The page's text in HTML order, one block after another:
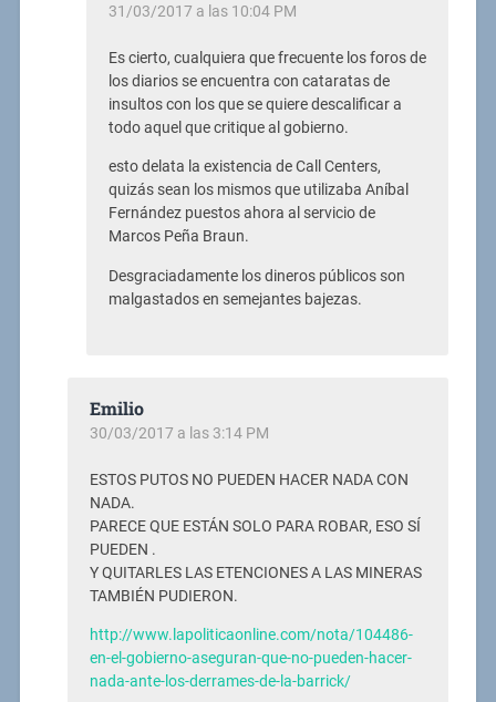
31/03/2017 a las 10:04 PM
Es cierto, cualquiera que frecuente los foros de
los diarios se encuentra con cataratas de
insultos con los que se quiere descalificar a
todo aquel que critique al gobierno.
esto delata la existencia de Call Centers,
quizás sean los mismos que utilizaba Aníbal
Fernández puestos ahora al servicio de
Marcos Peña Braun.
Desgraciadamente los dineros públicos son
malgastados en semejantes bajezas.
Emilio
30/03/2017 a las 3:14 PM
ESTOS PUTOS NO PUEDEN HACER NADA CON
NADA.
PARECE QUE ESTÁN SOLO PARA ROBAR, ESO SÍ
PUEDEN .
Y QUITARLES LAS ETENCIONES A LAS MINERAS
TAMBIÉN PUDIERON.
http://www.lapoliticaonline.com/nota/104486-
en-el-gobierno-aseguran-que-no-pueden-hacer-
nada-ante-los-derrames-de-la-barrick/